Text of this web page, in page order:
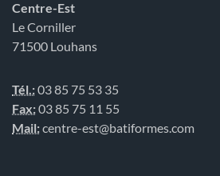
Centre-Est
Le Corniller
71500 Louhans
Tél.:03 85 75 53 35
Fax:03 85 75 11 55
Mail:centre-est@batiformes.com